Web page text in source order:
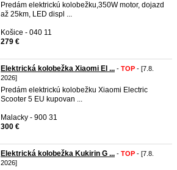
Predám elektrickú kolobežku,350W motor, dojazd
až 25km, LED displ ...
Košice - 040 11
279 €
Elektrická kolobežka Xiaomi El ... - TOP - [7.8.
2026]
Predám elektrickú kolobežku Xiaomi Electric
Scooter 5 EU kupovan ...
Malacky - 900 31
300 €
Elektrická kolobežka Kukirin G ... - TOP - [7.8.
2026]